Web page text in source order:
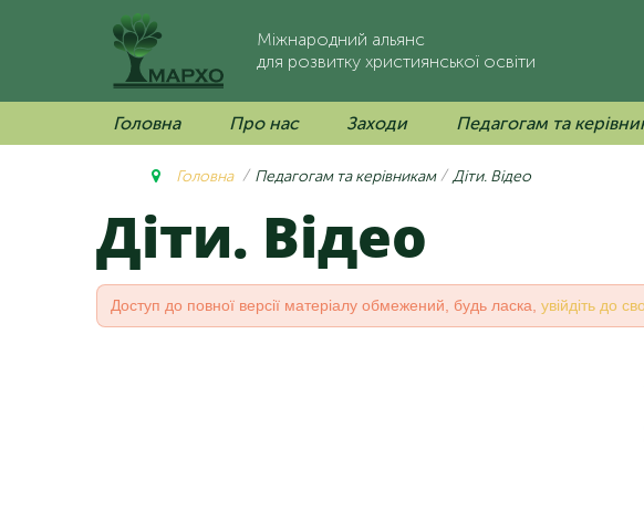
Міжнародний альянс
для розвитку християнської освіти
Головна Про нас Заходи Педагогам та
Головна Педагогам та керівникам Діти. Відео
Діти. Відео
Доступ до повної версії матеріалу обмежений, будь ласка, увійдіть до